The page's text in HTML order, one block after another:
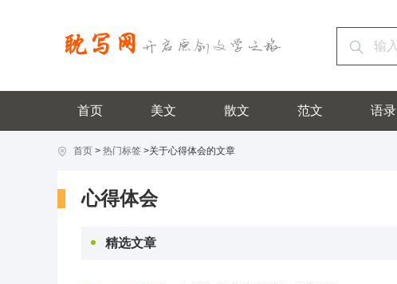
首页 美文 散文 范文 语录
首页 > 热门标签 >关于心得体会的文章
心得体会
精选文章